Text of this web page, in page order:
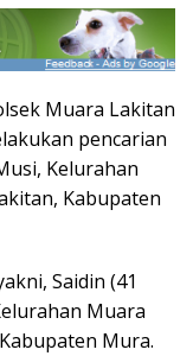
Muara Lakitan
pencarian
Kelurahan
Kabupaten
Saidin (41
Muara
Mura.